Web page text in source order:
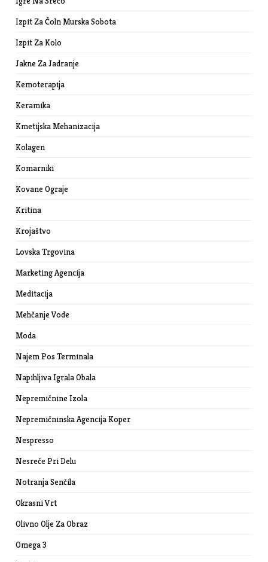
Izpit Za Čoln Murska Sobota
Izpit Za Kolo
Jakne Za Jadranje
Kemoterapija
Keramika
Kmetijska Mehanizacija
Kolagen
Komarniki
Kovane Ograje
Kritina
Krojaštvo
Lovska Trgovina
Marketing Agencija
Meditacija
Mehčanje Vode
Moda
Najem Pos Terminala
Napihljiva Igrala Obala
Nepremičnine Izola
Nepremičninska Agencija Koper
Nespresso
Nesreče Pri Delu
Notranja Senčila
Okrasni Vrt
Olivno Olje Za Obraz
Omega 3